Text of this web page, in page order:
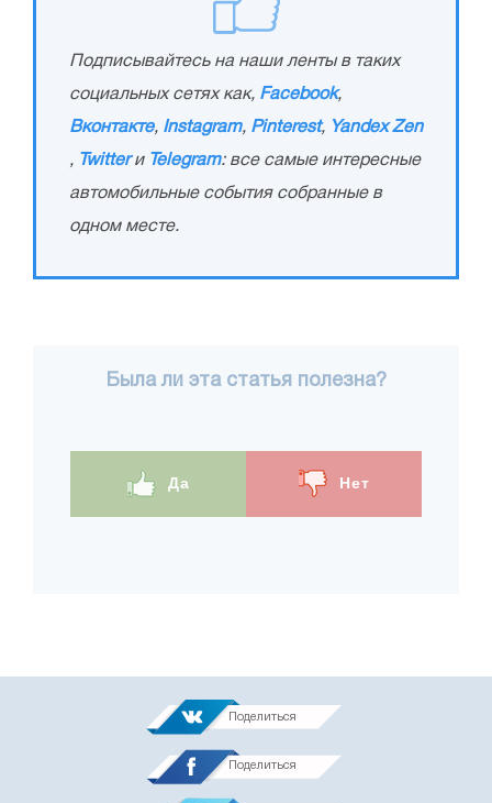
Подписывайтесь на наши ленты в таких
социальных сетях как, Facebook,
Вконтакте, Instagram, Pinterest, Yandex Zen
, Twitterи Telegram: все самые интересные
автомобильные события собранные в
одном месте.
Была ли эта статья полезна?
Да Нет
Поделиться
Поделиться